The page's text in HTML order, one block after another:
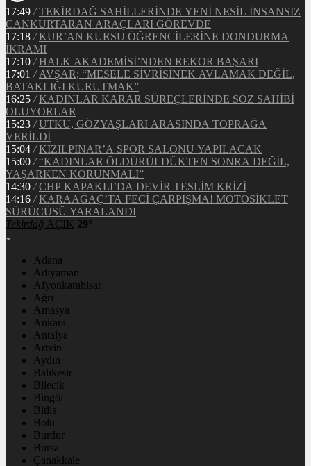
17:49 / TEKİRDAĞ SAHİLLERİNDE YENİ NESİL İNSANSIZ
CANKURTARAN ARAÇLARI GÖREVDE
17:18 / KUR’AN KURSU ÖĞRENCİLERİNE DONDURMA
İKRAMI
17:10 / HALK AKADEMİSİ’NDEN REKOR BAŞARI
17:01 / AVŞAR; “MESELE SİVRİSİNEK AVLAMAK DEĞİL,
BATAKLIĞI KURUTMAK”
16:25 / KADINLAR KARAR SÜREÇLERİNDE SÖZ SAHİBİ
OLUYORLAR
15:23 / UTKU, GÖZYAŞLARI ARASINDA TOPRAĞA
VERİLDİ
15:04 / KIZILPINAR’A SPOR SALONU YAPILACAK
15:00 / “KADINLAR ÖLDÜRÜLDÜKTEN SONRA DEĞİL,
YAŞARKEN KORUNMALI”
14:30 / CHP KAPAKLI’DA DEVİR TESLİM KRİZİ
14:16 / KARAAĞAÇ’TA FECİ ÇARPIŞMA! MOTOSİKLET
SÜRÜCÜSÜ YARALANDI
Tekirdağ AÇIK 29°
Adana
Adıyaman
Afyonkarahisar
Ağrı
Amasya
Ankara
Antalya
Artvin
Aydın
Balıkesir
Bilecik
Bingöl
Bitlis
Bolu
Burdur
Bursa
Çanakkale